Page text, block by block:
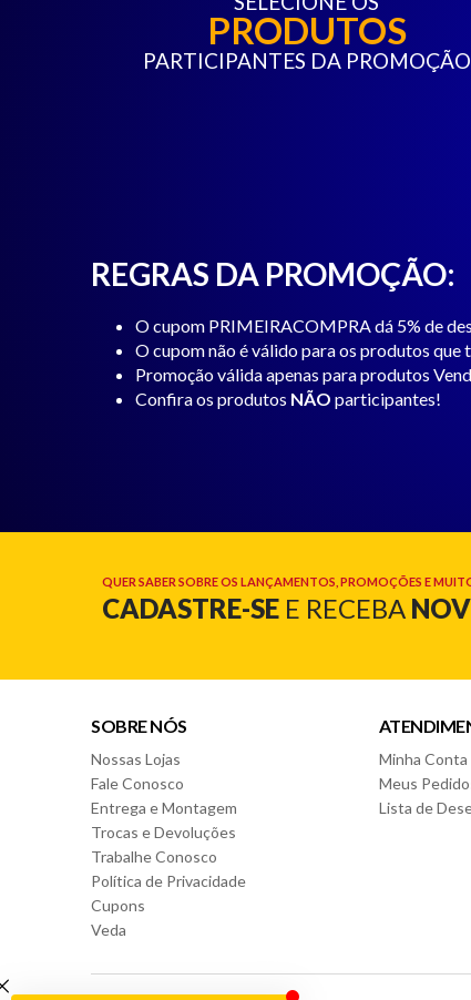
PRODUTOS
PARTICIPANTES DA PROMOÇÃO
REGRAS DA PROMOÇÃO:
O cupom PRIMEIRACOMPRA dá 5% de
O cupom não é válido para os produtos
Promoção válida apenas para produtos
Confira os produtos NÃO participantes!
QUER SABER SOBRE OS LANÇAMENTOS, PROMOÇÕES E
CADASTRE-SE E RECEBA
SOBRE NÓS
Nossas Lojas
Fale Conosco
Entrega e Montagem
Trocas e Devoluções
Trabalhe Conosco
Política de Privacidade
Cupons
Veda
Minha Conta
Meus
Lista de